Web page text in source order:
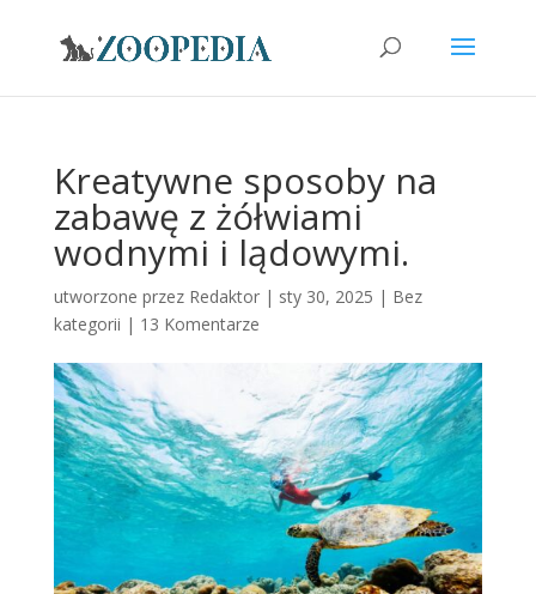
Kreatywne sposoby na
zabawę z żółwiami
wodnymi i lądowymi.
utworzone przez Redaktor| sty 30, 2025 | Bez
kategorii | 13 Komentarze